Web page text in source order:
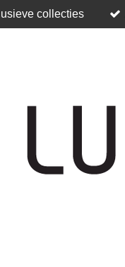
collecties